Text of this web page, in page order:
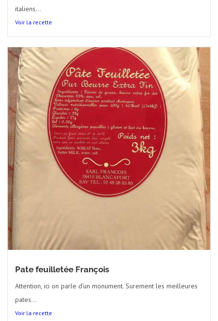
italiens...
Voir la recette
Pate feuilletée François
Attention, ici on parle d’un monument. Surement les meilleures
pates...
Voir la recette